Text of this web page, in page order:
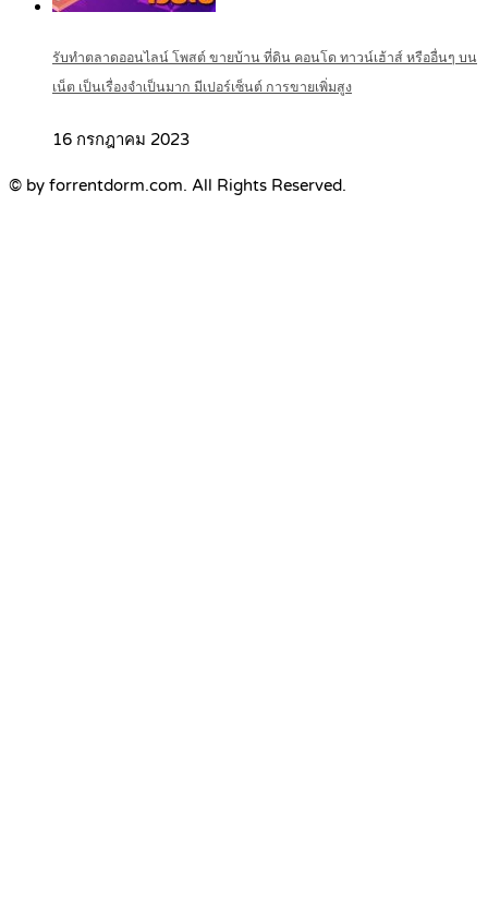
รับทำตลาดออนไลน์ โพสต์ ขายบ้าน ที่ดิน คอนโด ทาวน์เฮ้าส์ หรืออื่นๆ บน
เน็ต เป็นเรื่องจำเป็นมาก มีเปอร์เซ็นต์ การขายเพิ่มสูง
16 กรกฎาคม 2023
© by forrentdorm.com. All Rights Reserved.